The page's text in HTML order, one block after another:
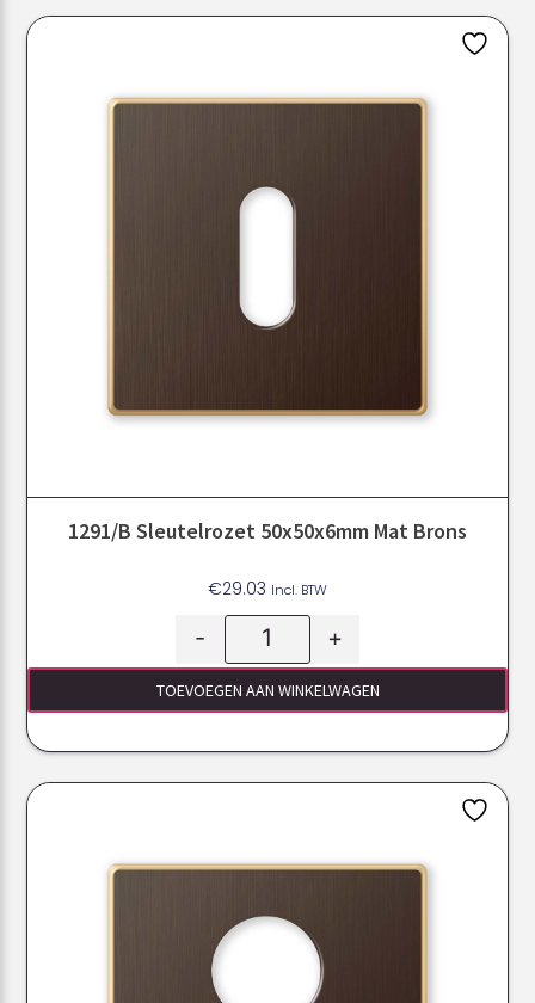
1291/B Sleutelrozet 50x50x6mm Mat Brons
€29.03 Incl. BTW
- +
TOEVOEGEN AAN WINKELWAGEN